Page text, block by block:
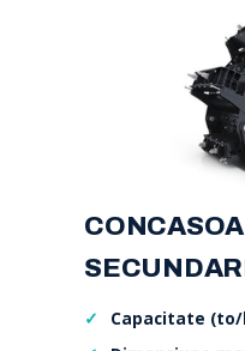
Capacitate (to/